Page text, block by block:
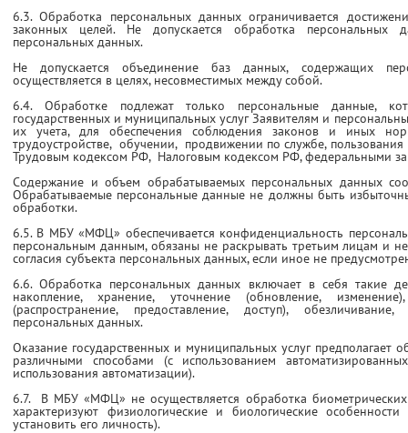
6.3. Обработка персональных данных ограничивается
законных целей. Не допускается обработка персональных
персональных данных.
Не допускается объединение баз данных, содержащих
осуществляется в целях, несовместимых между собой.
6.4. Обработке подлежат только персональные данные,
государственных и муниципальных услуг Заявителям и
их учета, для обеспечения соблюдения законов и иных
трудоустройстве, обучении, продвижении по службе, пользования
Трудовым кодексом РФ, Налоговым кодексом РФ, федеральными
Содержание и объем обрабатываемых персональных данных
Обрабатываемые персональные данные не должны быть
обработки.
6.5. В МБУ «МФЦ» обеспечивается конфиденциальность
персональным данным, обязаны не раскрывать третьим лицам и
согласия субъекта персональных данных, если иное не
6.6. Обработка персональных данных включает в себя такие
накопление, хранение, уточнение (обновление,
(распространение, предоставление, доступ),
персональных данных.
Оказание государственных и муниципальных услуг предполагает
различными способами (с использованием
использования автоматизации).
6.7. В МБУ «МФЦ» не осуществляется обработка
характеризуют физиологические и биологические
установить его личность).